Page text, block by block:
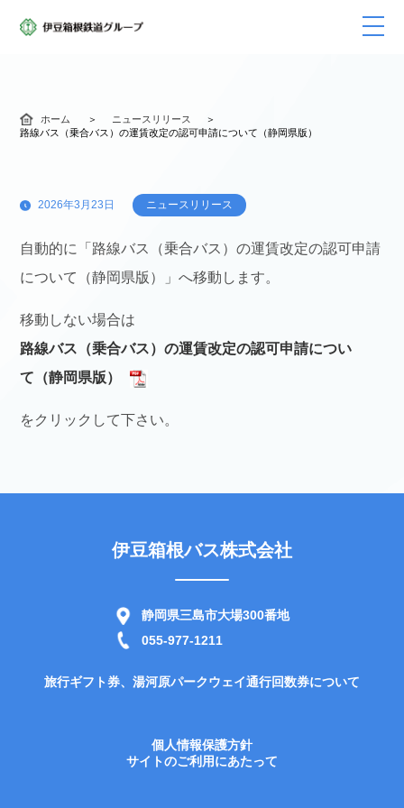
ホーム
ニュースリリース
路線バス（乗合バス）の運賃改定の認可申請について（静岡県版）
2026年3月23日 ニュースリリース
自動的に「路線バス（乗合バス）の運賃改定の認可申請
について（静岡県版）」へ移動します。
移動しない場合は
路線バス（乗合バス）の運賃改定の認可申請につい
て（静岡県版）
をクリックして下さい。
伊豆箱根バス株式会社
静岡県三島市大場300番地
055-977-1211
旅行ギフト券、湯河原パークウェイ通行回数券について
個人情報保護方針
サイトのご利用にあたって